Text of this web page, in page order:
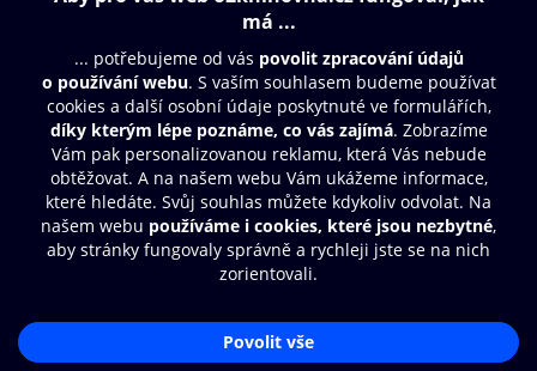
Obsah ke stažení
Moje O2 Knihovna
Další zábava
Nákupní řád
Přístupnost
Aplikace O2 Knihovna